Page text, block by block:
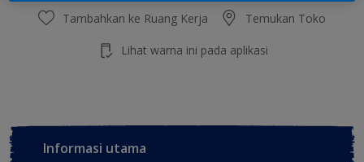
Tambahkan ke Ruang Kerja Temukan Toko
Lihat warna ini pada aplikasi
Informasi utama